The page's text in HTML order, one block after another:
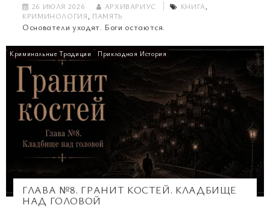
26 ИЮЛЯ 2026 АРХИВАРИУС КНИГА,
КРИМИНОЛОГИЯ, ПАМЯТЬ
Основатели уходят. Боги остаются.
Криминальные Традиции Прикладная История
ГЛАВА №8. ГРАНИТ КОСТЕЙ. КЛАДБИЩЕ
НАД ГОЛОВОЙ